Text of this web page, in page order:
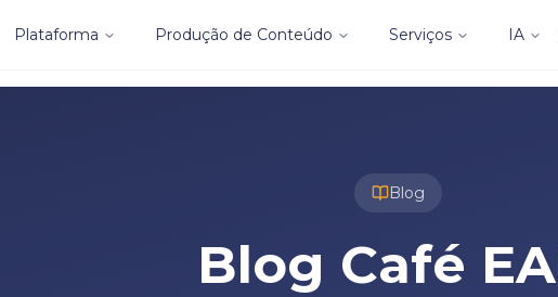
Plataforma Produção de Conteúdo Serviços IA
Blog
Blog Café